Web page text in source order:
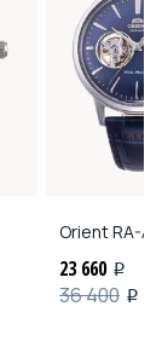
OrientRA-
23 660 i
36 400 i